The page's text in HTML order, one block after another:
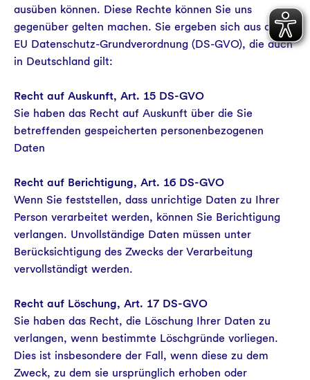
ausüben können. Diese Rechte können Sie uns
gegenüber gelten machen. Sie ergeben sich aus der
EU Datenschutz-Grundverordnung (DS-GVO), die auch
in Deutschland gilt:
Recht auf Auskunft, Art. 15 DS-GVO
Sie haben das Recht auf Auskunft über die Sie
betreffenden gespeicherten personenbezogenen
Daten
Recht auf Berichtigung, Art. 16 DS-GVO
Wenn Sie feststellen, dass unrichtige Daten zu Ihrer
Person verarbeitet werden, können Sie Berichtigung
verlangen. Unvollständige Daten müssen unter
Berücksichtigung des Zwecks der Verarbeitung
vervollständigt werden.
Recht auf Löschung, Art. 17 DS-GVO
Sie haben das Recht, die Löschung Ihrer Daten zu
verlangen, wenn bestimmte Löschgründe vorliegen.
Dies ist insbesondere der Fall, wenn diese zu dem
Zweck, zu dem sie ursprünglich erhoben oder